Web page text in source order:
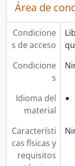
Área de
Condicione
s de acceso
Condicione
s
Idioma del
material
Característi
cas físicas y
requisitos